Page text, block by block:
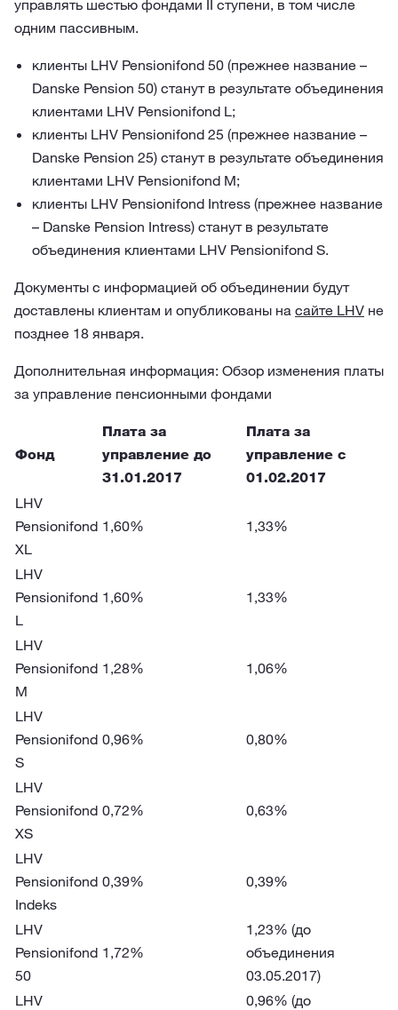
управлять шестью фондами II ступени, в том числе
одним пассивным.
клиенты LHV Pensionifond 50 (прежнее название –
Danske Pension 50) станут в результате объединения
клиентами LHV Pensionifond L;
клиенты LHV Pensionifond 25 (прежнее название –
Danske Pension 25) станут в результате объединения
клиентами LHV Pensionifond M;
клиенты LHV Pensionifond Intress (прежнее название
– Danske Pension Intress) станут в результате
объединения клиентами LHV Pensionifond S.
Документы с информацией об объединении будут
доставлены клиентам и опубликованы на сайте LHV не
позднее 18 января.
Дополнительная информация: Обзор изменения платы
за управление пенсионными фондами
Фонд
Плата за
управление до
31.01.2017
Плата за
управление с
01.02.2017
LHV
Pensionifond
XL
1,60% 1,33%
LHV
Pensionifond
L
1,60% 1,33%
LHV
Pensionifond
M
1,28% 1,06%
LHV
Pensionifond
S
0,96% 0,80%
LHV
Pensionifond
XS
0,72% 0,63%
LHV
Pensionifond
Indeks
0,39% 0,39%
LHV
Pensionifond
50
1,72%
1,23% (до
объединения
03.05.2017)
LHV
0,96% (до